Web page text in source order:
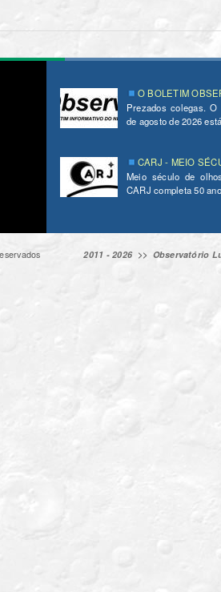
O BOLETIM
Prezados colegas.
de agosto de 2026
CARJ - MEIO
Meio século de
CARJ completa 50
2011 - 2026 >> Observatório